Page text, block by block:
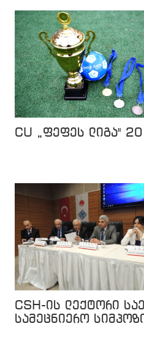
CU „ფეფეს ლიგა"
CSH-ის ლექტორი
სამეცნიერო